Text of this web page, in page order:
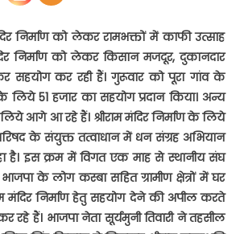
निर्माण को लेकर रामभक्तों में काफी उत्साह
निर्माण को लेकर किसान मजदूर,दुकानदार
सहयोग कर रही हैं। गुरूवार को पूरा गांव के
के लिये51हजार का सहयोग प्रदान किया। अन्य
आगे आ रहे हैं। श्रीराम मंदिर निर्माण के लिये
परिषद के संयुक्त तत्वाधान में धन संग्रह अभियान
है। इस क्रम में विगत एक माह से स्थानीय संघ
भाजपा के लोग कस्बा सहित ग्रामीण क्षेत्रों में घर
मंदिर निर्माण हेतु सहयोग देने की अपील करते
रहे हैं। भाजपा नेता सूर्यमुनी तिवारी ने तहसील